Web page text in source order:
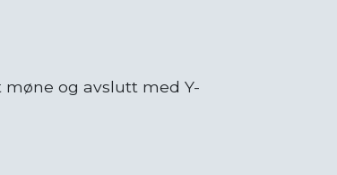
og avslutt med Y-